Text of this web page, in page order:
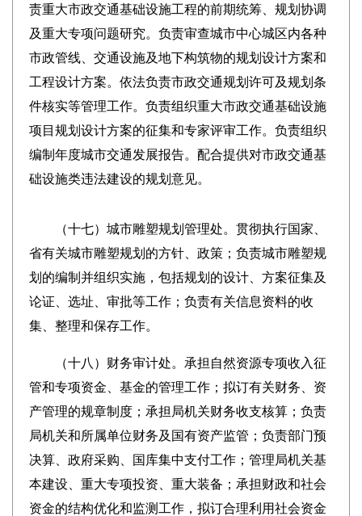
责重大市政交通基础设施工程的前期统筹、规划协调
及重大专项问题研究。负责审查城市中心城区内各种
市政管线、交通设施及地下构筑物的规划设计方案和
工程设计方案。依法负责市政交通规划许可及规划条
件核实等管理工作。负责组织重大市政交通基础设施
项目规划设计方案的征集和专家评审工作。负责组织
编制年度城市交通发展报告。配合提供对市政交通基
础设施类违法建设的规划意见。
（十七）城市雕塑规划管理处。贯彻执行国家、
省有关城市雕塑规划的方针、政策；负责城市雕塑规
划的编制并组织实施，包括规划的设计、方案征集及
论证、选址、审批等工作；负责有关信息资料的收
集、整理和保存工作。
（十八 ）财务审计处。承担自然资源专项收入征
管和专项资金、基金的管理工作；拟订有关财务、资
产管理的规章制度；承担局机关财务收支核算；负责
局机关和所属单位财务及国有资产监管；负责部门预
决算、政府采购、国库集中支付工作；管理局机关基
本建设、重大专项投资、重大装备；承担财政和社会
资金的结构优化和监测工作，拟订合理利用社会资金